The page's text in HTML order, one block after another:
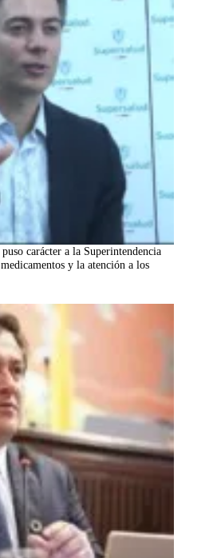
carácter a la Superintendencia
y la atención a los